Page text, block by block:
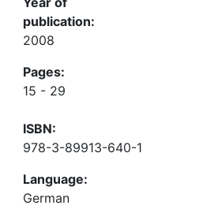
publication:
2008
Pages:
15 - 29
ISBN:
978-3-89913-640-1
Language:
German